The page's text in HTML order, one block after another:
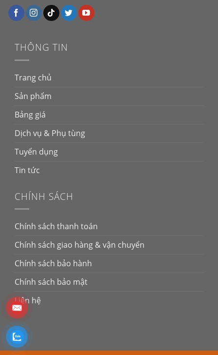
THÔNG TIN
Trang chủ
Sản phẩm
Bảng giá
Dịch vụ & Phụ tùng
Tuyển dụng
Tin tức
CHÍNH SÁCH
Chính sách thanh toán
Chính sách giao hàng & vận chuyển
Chính sách bảo hành
Chính sách bảo mật
Liên hệ